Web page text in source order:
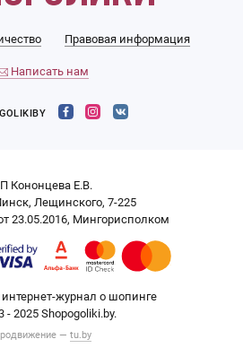
Правовая информация
Написать нам
Кононцева Е.В.
Лещинского, 7-225
23.05.2016, Мингорисполком
журнал о шопинге
- 2025 Shopogoliki.by.
— tu.by